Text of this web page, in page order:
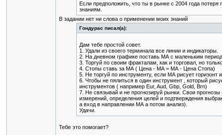
Если предположить, что ты в рынке с 2004 года
знаниям.
В задании нет ни слова о применении моих знаний
Гондурас писал(а):
Дам тебе простой совет.
1. Удали из своего терминала все линии и индикаторы.
2. На дневном графике поставь МА с маленьким
3. Торгуй по своим фракталам, как и торговал, но
4. Стопы ставь за МА ( Цена - МА = МА - Цена Стопа)
5. Не торгуй по инструменту, если МА рисует горизонт
6. Чтобы не пялиться в один инструмент , который
инструментов ( например Eur, Aud, Gbp, Gold, Brn)
7. Не связывай и не прогнозируй рынки. Свои
измерений, определения целей и подтверждения
а вход в направлении МА а потом анализ).
Удачи.
Тебе это помогает?